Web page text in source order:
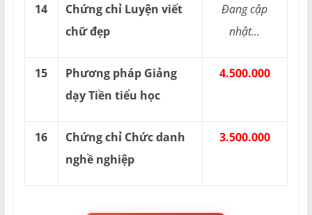
14
Chứng chỉ Luyện viết
chữ đẹp
Đang cập
nhật...
15
Phương pháp Giảng
dạy Tiền tiểu học
4.500.000
16
Chứng chỉ Chức danh
nghề nghiệp
3.500.000